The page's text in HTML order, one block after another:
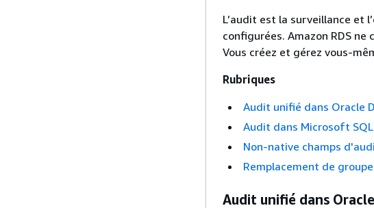
L’audit est la surveillance et
configurées. Amazon RDS
Vous créez et gérez vous-
Rubriques
Audit unifié dans Oracle
Audit dans Microsoft
Non-native champs
Remplacement de
Audit unifié dans